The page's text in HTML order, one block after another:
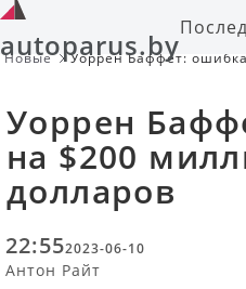
autoparus.by
Новые
Уоррен Баффет:
Уоррен
на $200
долларов
22:552023-06-10
Антон Райт